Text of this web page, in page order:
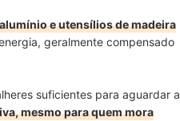
e utensílios de madeira
geralmente compensado
suficientes para aguardar a
mesmo para quem mora